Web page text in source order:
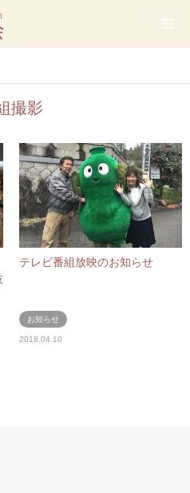
撮影
テレビ番組放映のお知らせ
お知らせ
2018.04.10